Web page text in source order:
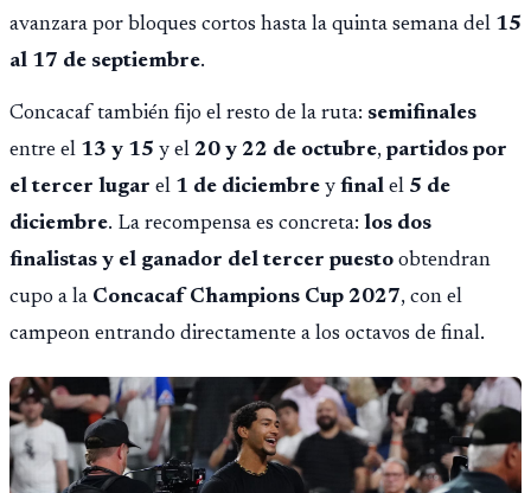
avanzara por bloques cortos hasta la quinta semana del 15
al 17 de septiembre.
Concacaf también fijo el resto de la ruta: semifinales
entre el 13 y 15 y el 20 y 22 de octubre, partidos por
el tercer lugar el 1 de diciembre y final el 5 de
diciembre. La recompensa es concreta: los dos
finalistas y el ganador del tercer puesto obtendran
cupo a la Concacaf Champions Cup 2027, con el
campeon entrando directamente a los octavos de final.